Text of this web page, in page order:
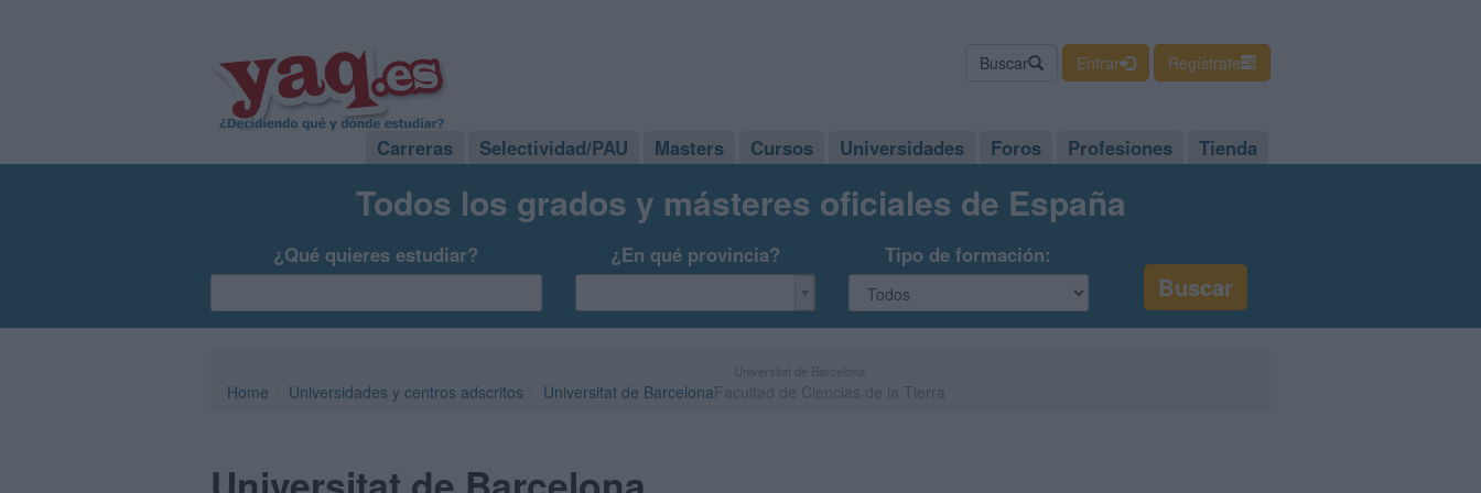
Buscar Entrar Regístrate
Carreras Selectividad/PAU Masters Cursos Universidades Foros Profesiones Tienda
Todos los grados y másteres oficiales de España
¿Qué quieres estudiar? ¿En qué provincia? Tipo de formación:
Home Universidades y centros adscritos Universitat de Barcelona